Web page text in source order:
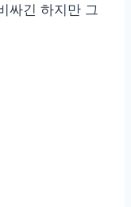
싸긴 하지만 그